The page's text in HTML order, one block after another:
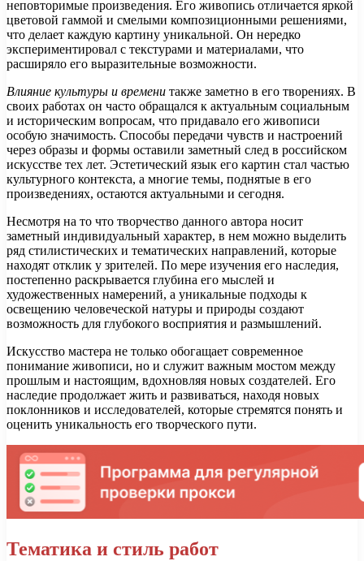
неповторимые произведения. Его живопись отличается яркой
цветовой гаммой и смелыми композиционными решениями,
что делает каждую картину уникальной. Он нередко
экспериментировал с текстурами и материалами, что
расширяло его выразительные возможности.
Влияние культуры и времени также заметно в его творениях. В
своих работах он часто обращался к актуальным социальным
и историческим вопросам, что придавало его живописи
особую значимость. Способы передачи чувств и настроений
через образы и формы оставили заметный след в российском
искусстве тех лет. Эстетический язык его картин стал частью
культурного контекста, а многие темы, поднятые в его
произведениях, остаются актуальными и сегодня.
Несмотря на то что творчество данного автора носит
заметный индивидуальный характер, в нем можно выделить
ряд стилистических и тематических направлений, которые
находят отклик у зрителей. По мере изучения его наследия,
постепенно раскрывается глубина его мыслей и
художественных намерений, а уникальные подходы к
освещению человеческой натуры и природы создают
возможность для глубокого восприятия и размышлений.
Искусство мастера не только обогащает современное
понимание живописи, но и служит важным мостом между
прошлым и настоящим, вдохновляя новых создателей. Его
наследие продолжает жить и развиваться, находя новых
поклонников и исследователей, которые стремятся понять и
оценить уникальность его творческого пути.
Тематика и стиль работ